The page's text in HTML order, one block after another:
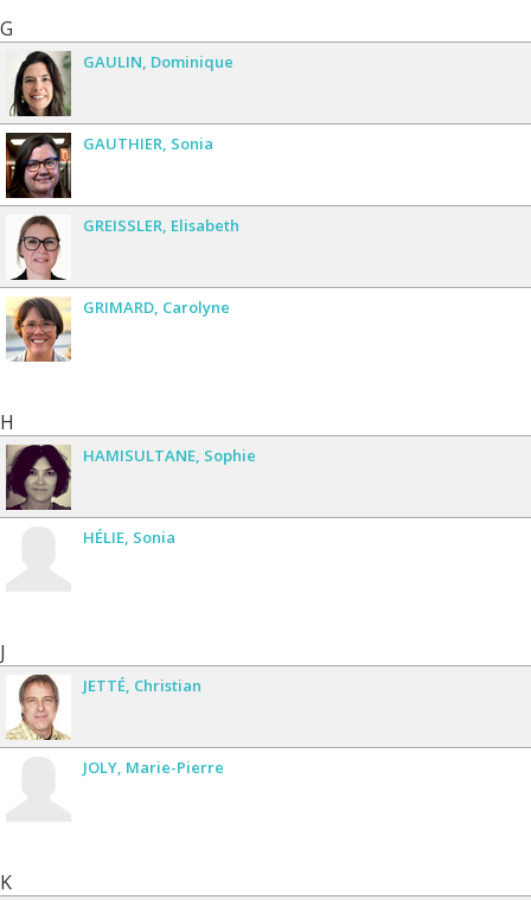
G
GAULIN Dominique
GAUTHIER Sonia
GREISSLER Elisabeth
GRIMARD Carolyne
H
HAMISULTANE Sophie
HÉLIE Sonia
J
JETTÉ Christian
JOLY Marie-Pierre
K